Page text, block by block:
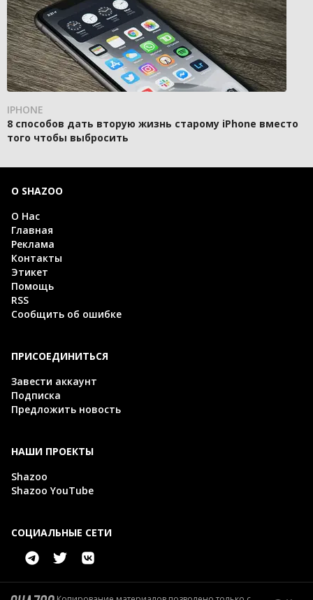
IPHONE
8 способов дать вторую жизнь старому iPhone вместо
того чтобы выбросить
О SHAZOO
О Нас
Главная
Реклама
Контакты
Этикет
Помощь
RSS
Сообщить об ошибке
ПРИСОЕДИНИТЬСЯ
Завести аккаунт
Подписка
Предложить новость
НАШИ ПРОЕКТЫ
Shazoo
Shazoo YouTube
СОЦИАЛЬНЫЕ СЕТИ